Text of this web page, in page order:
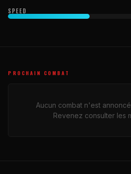
SPEED
PROCHAIN COMBAT
Aucun combat n'est
Revenez consulter les